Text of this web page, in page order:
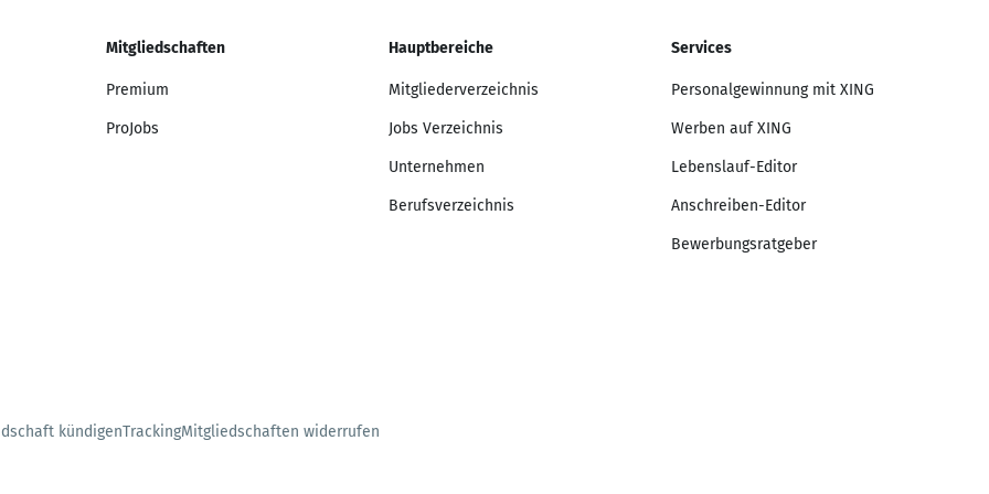
Mitgliedschaften
Premium
ProJobs
Hauptbereiche
Mitgliederverzeichnis
Jobs Verzeichnis
Unternehmen
Berufsverzeichnis
Services
Personalgewinnung mit XING
Werben auf XING
Lebenslauf-Editor
Anschreiben-Editor
Bewerbungsratgeber
kündigenTrackingMitgliedschaften widerrufen